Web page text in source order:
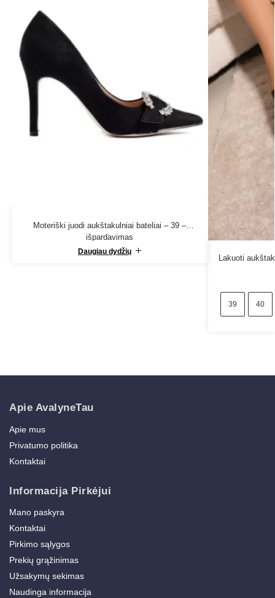
Moteriški juodi aukštakulniai bateliai – 39 –
išpardavimas
Daugiau dydžių
Lakuoti
39 40
Apie AvalyneTau
Apie mus
Privatumo politika
Kontaktai
Informacija Pirkėjui
Mano paskyra
Kontaktai
Pirkimo sąlygos
Prekių grąžinimas
Užsakymų sekimas
Naudinga informacija